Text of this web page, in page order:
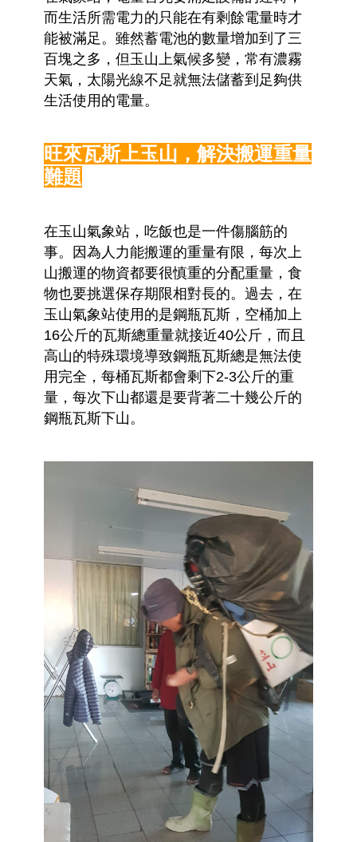
而生活所需電力的只能在有剩餘電量時才
能被滿足。雖然蓄電池的數量增加到了三
百塊之多，但玉山上氣候多變，常有濃霧
天氣，太陽光線不足就無法儲蓄到足夠供
生活使用的電量。
旺來瓦斯上玉山，解決搬運重量
難題
在玉山氣象站，吃飯也是一件傷腦筋的
事。因為人力能搬運的重量有限，每次上
山搬運的物資都要很慎重的分配重量，食
物也要挑選保存期限相對長的。過去，在
玉山氣象站使用的是鋼瓶瓦斯，空桶加上
16公斤的瓦斯總重量就接近40公斤，而且
高山的特殊環境導致鋼瓶瓦斯總是無法使
用完全，每桶瓦斯都會剩下2-3公斤的重
量，每次下山都還是要背著二十幾公斤的
鋼瓶瓦斯下山。